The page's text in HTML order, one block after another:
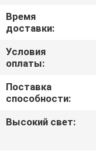
СПРОСИТЕ
ЦИТАТУ
КАРТА
САЙТА
PRIVACY
Время
доставки:
Условия
оплаты:
Поставка
способности:
Высокий свет: